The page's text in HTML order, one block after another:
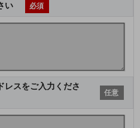
い 必須
レスをご入力くださ
任意